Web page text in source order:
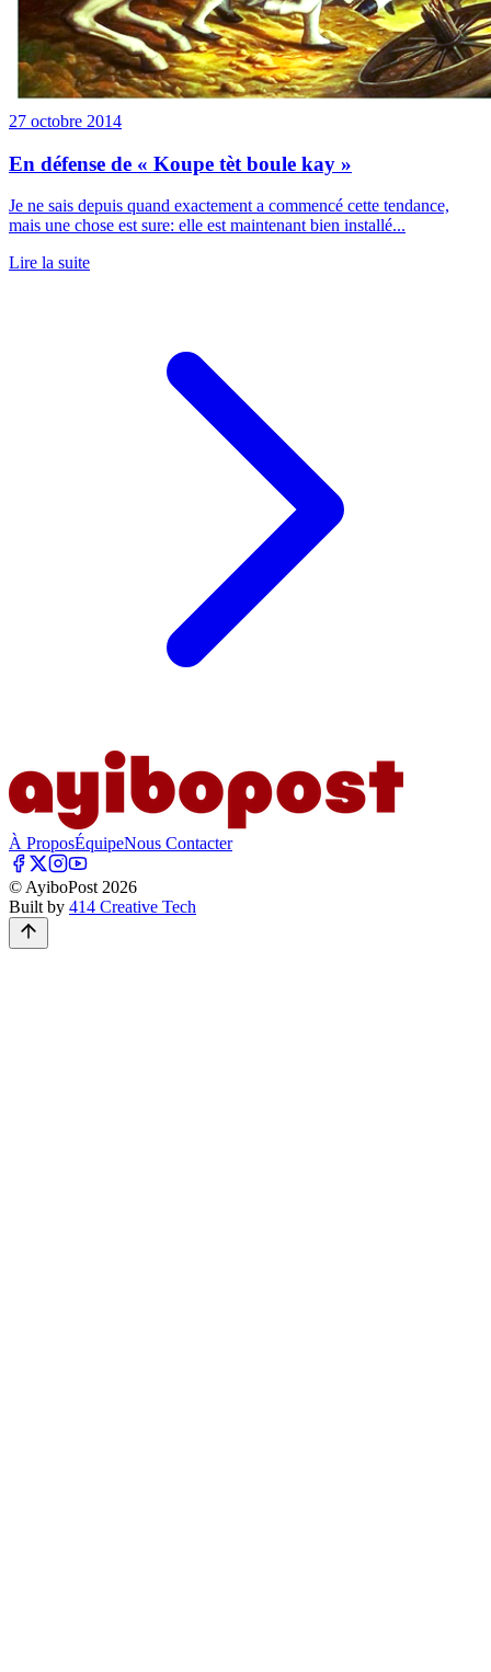
27 octobre 2014
En défense de « Koupe tèt boule kay »
Je ne sais depuis quand exactement a commencé cette tendance,
mais une chose est sure: elle est maintenant bien installé...
Lire la suite
À ProposÉquipeNous Contacter
© AyiboPost 2026
Built by 414 Creative Tech